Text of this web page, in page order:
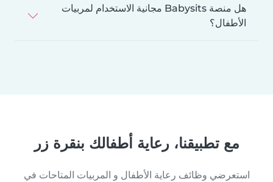
هل منصة Babysits مجانية الاستخدام لمربيات
الأطفال؟
مع تطبيقنا، رعاية أطفالك بنقرة زر
استعرضي وظائف رعاية الأطفال و المربيات المتاحات في